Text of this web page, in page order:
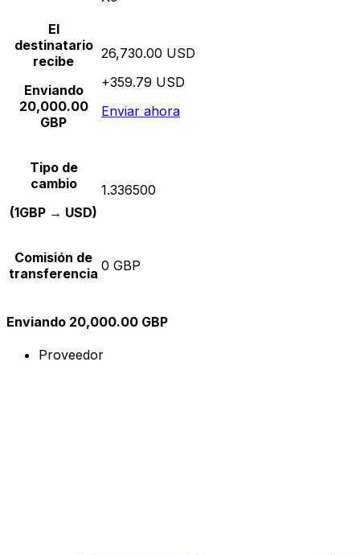
El
destinatario
recibe
Enviando
20,000.00
GBP
26,730.00 USD
+359.79 USD
Enviar ahora
Tipo de
cambio
(1GBP → USD)
1.336500
Comisión de
transferencia 0 GBP
Enviando 20,000.00 GBP
Proveedor